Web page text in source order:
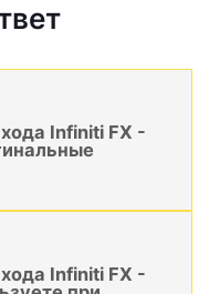
Infiniti FX -
Infiniti FX -